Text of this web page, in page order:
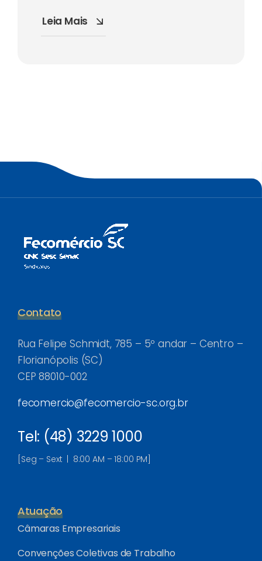
Leia Mais
Contato
Rua Felipe Schmidt, 785 – 5º andar – Centro –
Florianópolis (SC)
CEP 88010-002
fecomercio@fecomercio-sc.org.br
Tel: (48) 3229 1000
[Seg – Sext | 8:00 AM – 18:00 PM]
Atuação
Câmaras Empresariais
Convenções Coletivas de Trabalho